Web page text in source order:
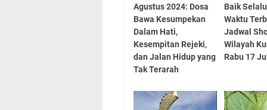
Agustus 2024: Dosa
Bawa Kesumpekan
Dalam Hati,
Kesempitan Rejeki,
dan Jalan Hidup yang
Tak Terarah
Baik
Waktu
Jadwal
Wilayah
Rabu 17